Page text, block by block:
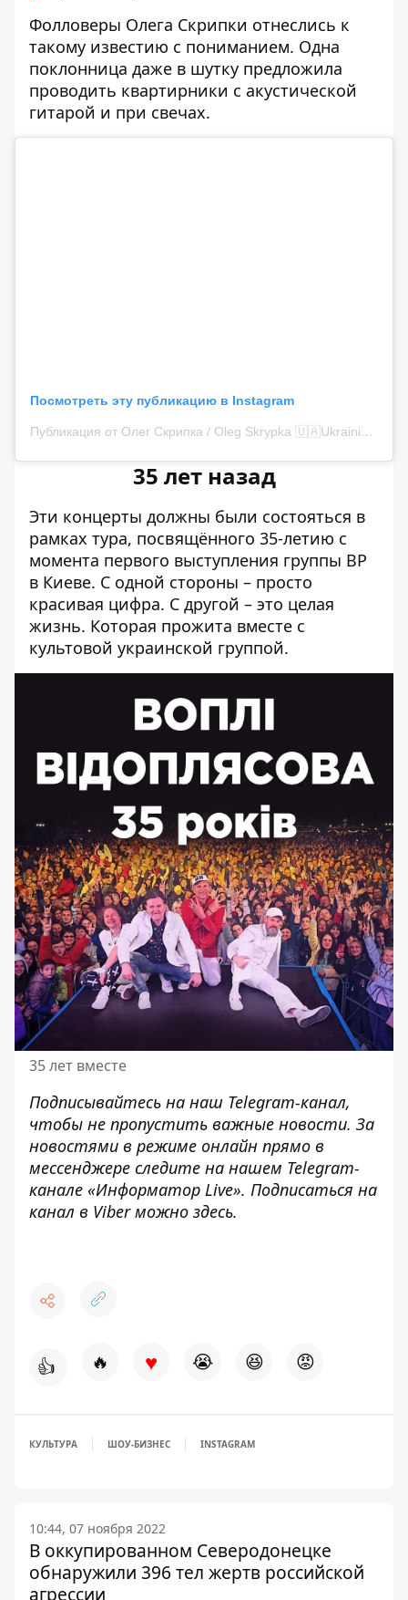
Фолловеры Олега Скрипки отнеслись к
такому известию с пониманием. Одна
поклонница даже в шутку предложила
проводить квартирники с акустической
гитарой и при свечах.
Посмотреть эту публикацию в Instagram
Публикация от Олег Скрипка / Oleg Skrypka 🇺🇦Ukrainian Rock Founder 🎸 🎤 🪗 (@o.skrypka)
35 лет назад
Эти концерты должны были состояться в
рамках тура, посвящённого 35-летию с
момента первого выступления группы ВР
в Киеве. С одной стороны – просто
красивая цифра. С другой – это целая
жизнь. Которая прожита вместе с
культовой украинской группой.
35 лет вместе
Подписывайтесь на наш Telegram-канал,
чтобы не пропустить важные новости. За
новостями в режиме онлайн прямо в
мессенджере следите на нашем Telegram-
канале «Информатор Live». Подписаться на
канал в Viber можно здесь.
👍 🔥 ♥ 😭 😆 😡
КУЛЬТУРА ШОУ-БИЗНЕС INSTAGRAM
10:44, 07 ноября 2022
В оккупированном Северодонецке
обнаружили 396 тел жертв российской
агрессии